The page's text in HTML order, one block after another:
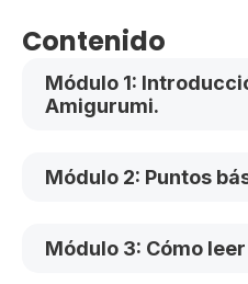
Contenido
Módulo 1:
Amigurumi.
Módulo 2: Puntos
Módulo 3: Cómo